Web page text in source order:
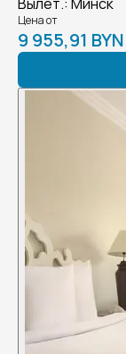
Цена от
9 955,91 BYN